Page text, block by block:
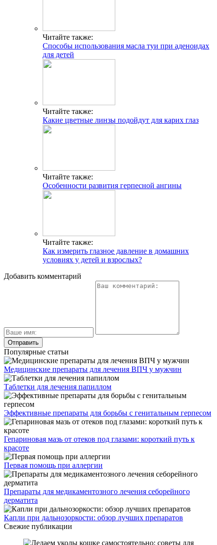
Читайте также:
Способы использования масла туи при аденоидах
для детей
Читайте также:
Какие цветные линзы подойдут для карих глаз
Читайте также:
Особенности развития герпесной ангины
Читайте также:
Как измерить глазное давление в домашних
условиях у детей и взрослых?
Добавить комментарий
Популярные статьи
Медицинские препараты для лечения ВПЧ у мужчин
Таблетки для лечения папиллом
Эффективные препараты для борьбы с генитальным герпесом
Гепариновая мазь от отеков под глазами: короткий путь к
красоте
Первая помощь при аллергии
Препараты для медикаментозного лечения себорейного
дерматита
Капли при дальнозоркости: обзор лучших препаратов
Свежие публикации